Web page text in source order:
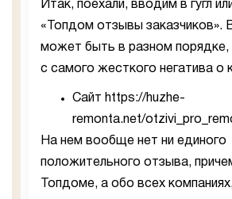
Итак, поехали, вводим в гугл
«Топдом отзывы заказчиков».
может быть в разном порядке,
с самого жесткого негатива о
Сайт https://huzhe-
remonta.net/
На нем вообще нет ни единого
положительного отзыва,
Топдоме, а обо всех